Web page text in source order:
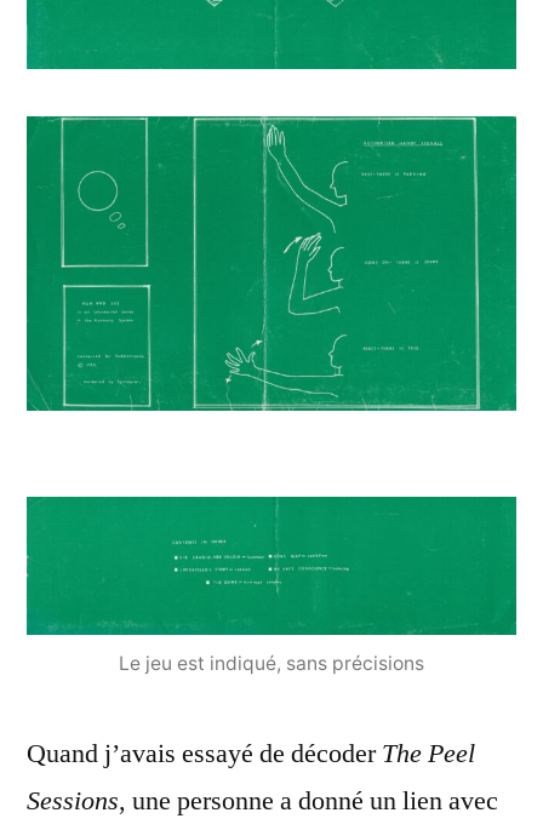
Le jeu est indiqué, sans précisions
Quand j’avais essayé de décoderThe Peel
Sessions, une personne a donné un lien avec